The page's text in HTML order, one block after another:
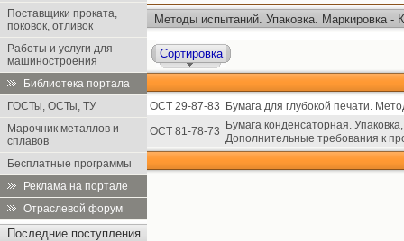
Поставщики проката,
поковок, отливок
Работы и услуги для
машиностроения
Библиотека портала
ГОСТы, ОСТы, ТУ
Марочник металлов и
сплавов
Бесплатные программы
Реклама на портале
Отраслевой форум
Последние поступления
Методы испытаний. Упаковка. Маркировка -
Сортировка
ОСТ 29-87-83
Бумага для глубокой печати.
ОСТ 81-78-73
Бумага конденсаторная.
Дополнительные требования к